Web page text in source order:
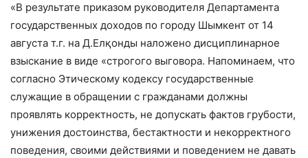
«В результате приказом руководителя Департамента
государственных доходов по городу Шымкент от 14
августа т.г. на Д.Елқонды наложено дисциплинарное
взыскание в виде «строгого выговора. Напоминаем, что
согласно Этическому кодексу государственные
служащие в обращении с гражданами должны
проявлять корректность, не допускать фактов грубости,
унижения достоинства, бестактности и некорректного
поведения, своими действиями и поведением не давать